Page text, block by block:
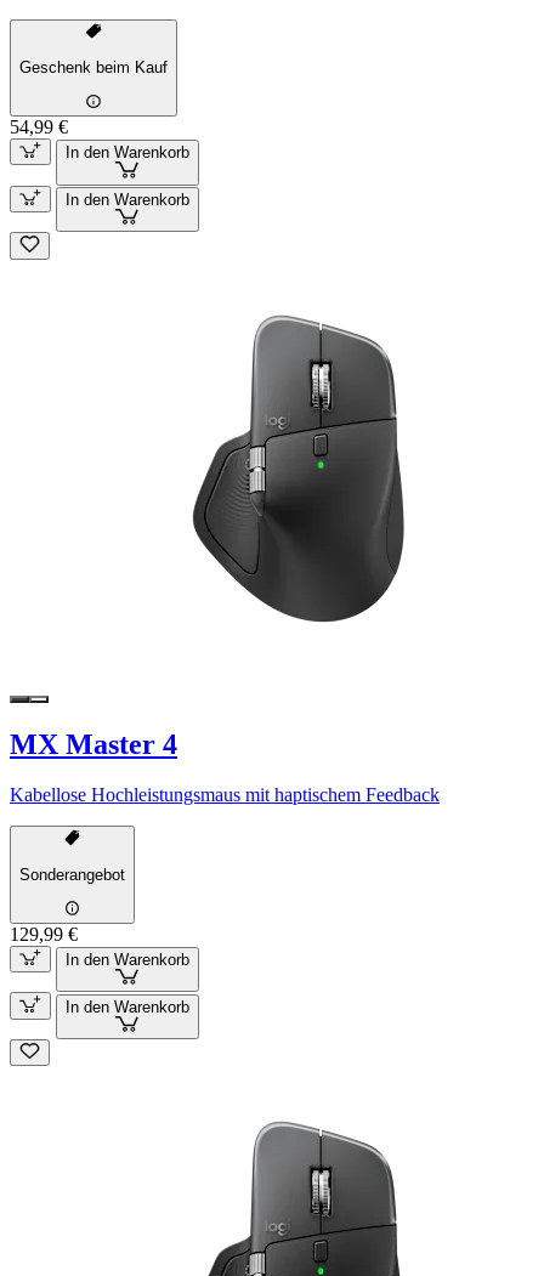
Geschenk beim Kauf
54,99 €
In den Warenkorb
In den Warenkorb
MX Master 4
Kabellose Hochleistungsmaus mit haptischem Feedback
Sonderangebot
129,99 €
In den Warenkorb
In den Warenkorb